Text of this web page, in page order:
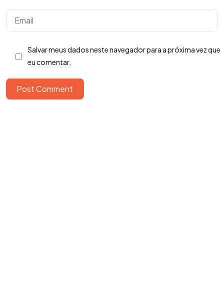
Salvar meus dados neste navegador para a próxima vez que
eu comentar.
Post Comment
Copyright ©2026. Todos Os Direitos Reservados